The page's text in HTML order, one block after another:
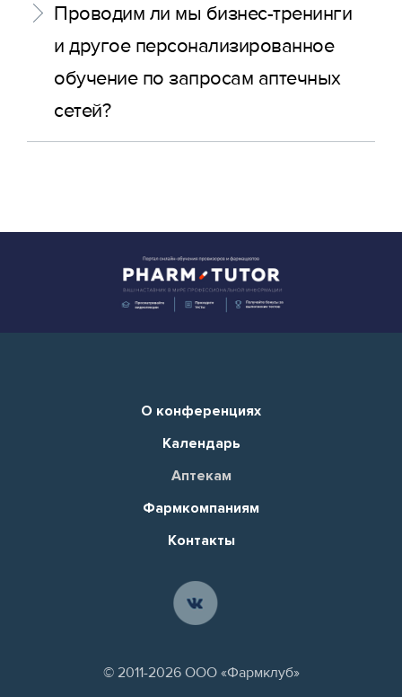
Проводим ли мы бизнес-тренинги
и другое персонализированное
обучение по запросам аптечных
сетей?
О конференциях
Календарь
Аптекам
Фармкомпаниям
Контакты
© 2011-2026 ООО «Фармклуб»